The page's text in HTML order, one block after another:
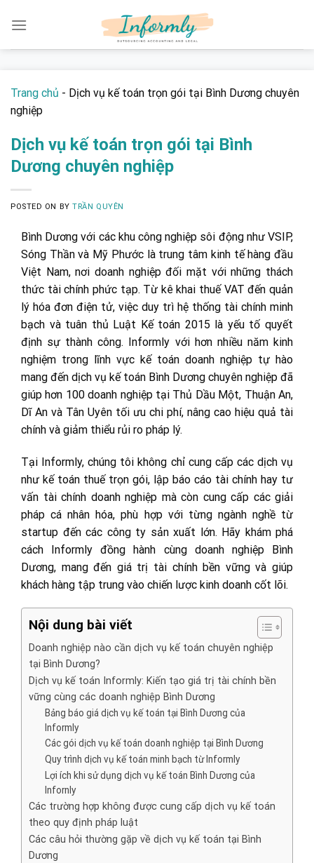
Trang chủ - Dịch vụ kế toán trọn gói tại Bình Dương chuyên
nghiệp
Dịch vụ kế toán trọn gói tại Bình
Dương chuyên nghiệp
POSTED ON BYTRẦN QUYÊN
Bình Dương với các khu công nghiệp sôi động như VSIP,
Sóng Thần và Mỹ Phước là trung tâm kinh tế hàng đầu
Việt Nam, nơi doanh nghiệp đối mặt với những thách
thức tài chính phức tạp. Từ kê khai thuế VAT đến quản
lý hóa đơn điện tử, việc duy trì hệ thống tài chính minh
bạch và tuân thủ Luật Kế toán 2015 là yếu tố quyết
định sự thành công. Informly với hơn nhiều năm kinh
nghiệm trong lĩnh vực kế toán doanh nghiệp tự hào
mang đến dịch vụ kế toán Bình Dương chuyên nghiệp đã
giúp hơn 100 doanh nghiệp tại Thủ Dầu Một, Thuận An,
Dĩ An và Tân Uyên tối ưu chi phí, nâng cao hiệu quả tài
chính và giảm thiểu rủi ro pháp lý.
Tại Informly, chúng tôi không chỉ cung cấp các dịch vụ
như kế toán thuế trọn gói, lập báo cáo tài chính hay tư
vấn tài chính doanh nghiệp mà còn cung cấp các giải
pháp cá nhân hóa, phù hợp với từng ngành nghề từ
startup đến các công ty sản xuất lớn. Hãy khám phá
cách Informly đồng hành cùng doanh nghiệp Bình
Dương, mang đến giá trị tài chính bền vững và giúp
khách hàng tập trung vào chiến lược kinh doanh cốt lõi.
Nội dung bài viết
Doanh nghiệp nào cần dịch vụ kế toán chuyên nghiệp
tại Bình Dương?
Dịch vụ kế toán Informly: Kiến tạo giá trị tài chính bền
vững cùng các doanh nghiệp Bình Dương
Bảng báo giá dịch vụ kế toán tại Bình Dương của
Informly
Các gói dịch vụ kế toán doanh nghiệp tại Bình Dương
Quy trình dịch vụ kế toán minh bạch từ Informly
Lợi ích khi sử dụng dịch vụ kế toán Bình Dương của
Infornly
Các trường hợp không được cung cấp dịch vụ kế toán
theo quy định pháp luật
Các câu hỏi thường gặp về dịch vụ kế toán tại Bình
Dương